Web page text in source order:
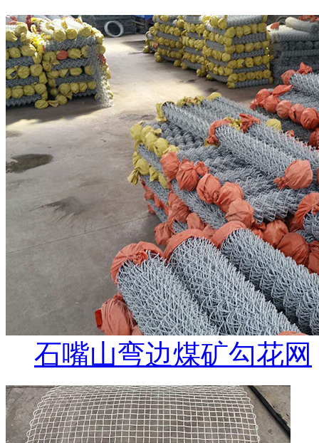
石嘴山弯边煤矿勾花网